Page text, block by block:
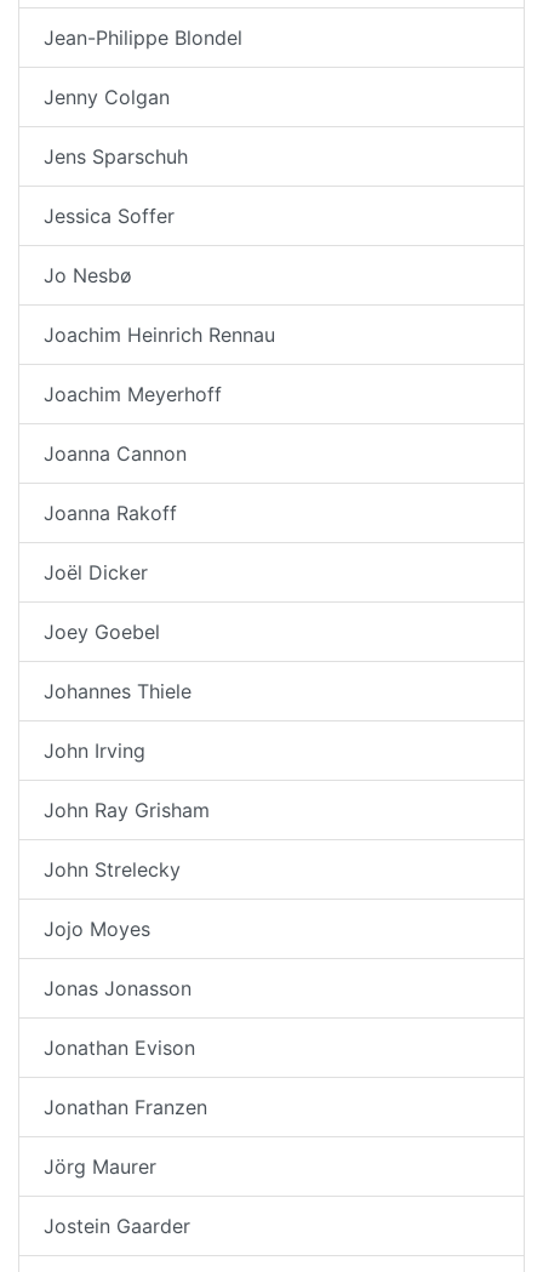
Jean-Philippe Blondel
Jenny Colgan
Jens Sparschuh
Jessica Soffer
Jo Nesbø
Joachim Heinrich Rennau
Joachim Meyerhoff
Joanna Cannon
Joanna Rakoff
Joël Dicker
Joey Goebel
Johannes Thiele
John Irving
John Ray Grisham
John Strelecky
Jojo Moyes
Jonas Jonasson
Jonathan Evison
Jonathan Franzen
Jörg Maurer
Jostein Gaarder